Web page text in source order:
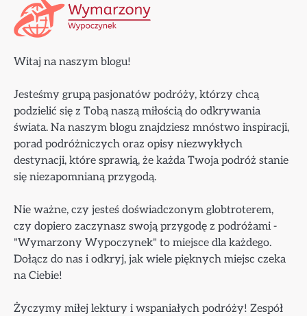
Witaj na naszym blogu!
Jesteśmy grupą pasjonatów podróży, którzy chcą
podzielić się z Tobą naszą miłością do odkrywania
świata. Na naszym blogu znajdziesz mnóstwo inspiracji,
porad podróżniczych oraz opisy niezwykłych
destynacji, które sprawią, że każda Twoja podróż stanie
się niezapomnianą przygodą.
Nie ważne, czy jesteś doświadczonym globtroterem,
czy dopiero zaczynasz swoją przygodę z podróżami -
"Wymarzony Wypoczynek" to miejsce dla każdego.
Dołącz do nas i odkryj, jak wiele pięknych miejsc czeka
na Ciebie!
Życzymy miłej lektury i wspaniałych podróży! Zespół